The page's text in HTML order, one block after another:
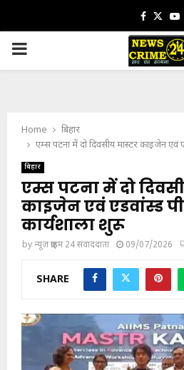
Facebook
PRIMARY
Home
बिहार
एम्स पटना में दो दिवसीय मास्टर काइजेन
बिहार
एम्स पटना में दो
काइजेन एवं एडवांस्ड
कार्यशाला शुरू
byन्यूज़ क्राइम 24 संवाददाता 09/07/2026
SHARE